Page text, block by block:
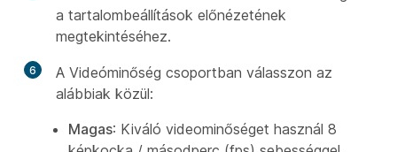
a tartalombeállítások előnézetének
megtekintéséhez.
6 A Videóminőség csoportban válasszon az
alábbiak közül:
Magas: Kiváló videominőséget használ 8